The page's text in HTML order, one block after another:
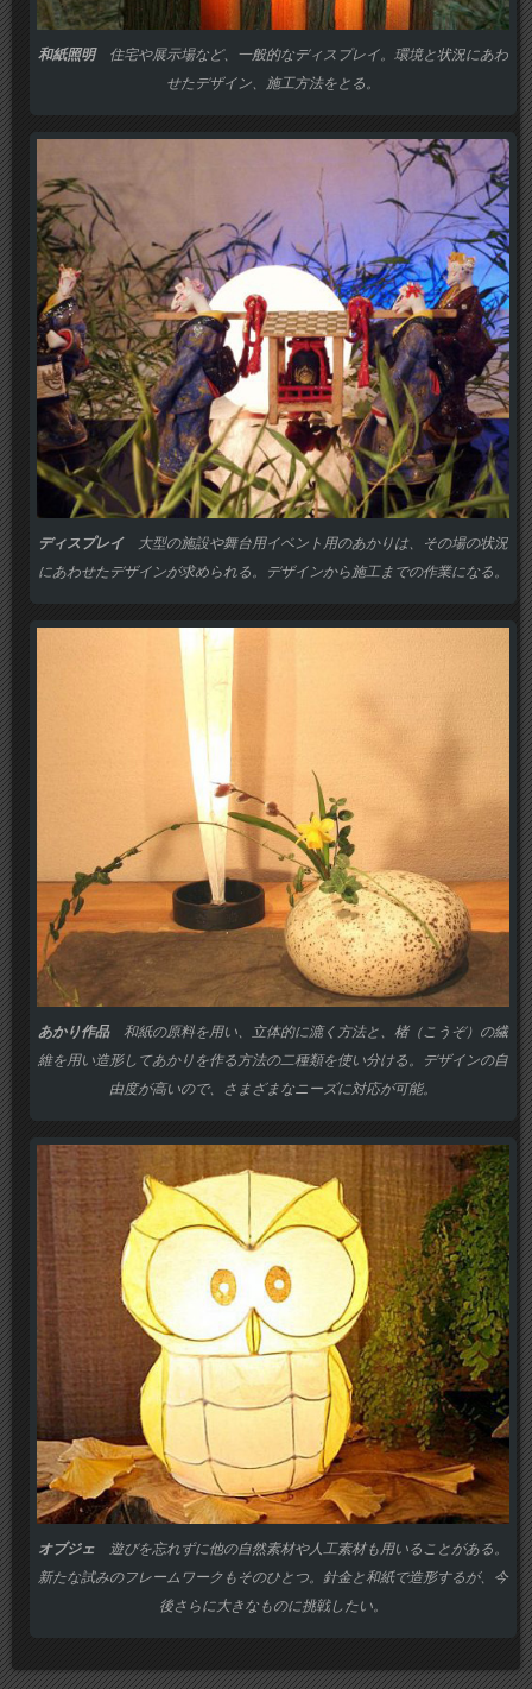
和紙照明住宅や展示場など、一般的なディスプレイ。環境と状況にあわ
せたデザイン、施工方法をとる。
ディスプレイ大型の施設や舞台用イベント用のあかりは、その場の状況
にあわせたデザインが求められる。デザインから施工までの作業になる。
あかり作品和紙の原料を用い、立体的に漉く方法と、楮（こうぞ）の繊
維を用い造形してあかりを作る方法の二種類を使い分ける。デザインの自
由度が高いので、さまざまなニーズに対応が可能。
オブジェ 遊びを忘れずに他の自然素材や人工素材も用いることがある。
新たな試みのフレームワークもそのひとつ。針金と和紙で造形するが、今
後さらに大きなものに挑戦したい。